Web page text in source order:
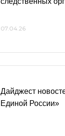
07.04.26
Дайджест
Единой России»